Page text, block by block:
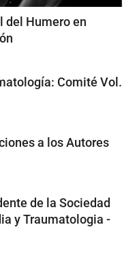
del Humero en
Comité Vol.
a los Autores
de la Sociedad
y Traumatologia -